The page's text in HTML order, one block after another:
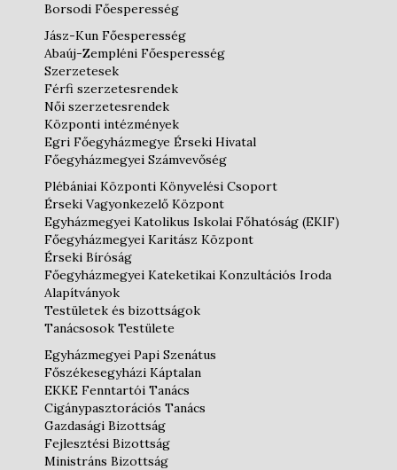
Borsodi Főesperesség
Jász-Kun Főesperesség
Abaúj-Zempléni Főesperesség
Szerzetesek
Férfi szerzetesrendek
Női szerzetesrendek
Központi intézmények
Egri Főegyházmegye Érseki Hivatal
Főegyházmegyei Számvevőség
Plébániai Központi Könyvelési Csoport
Érseki Vagyonkezelő Központ
Egyházmegyei Katolikus Iskolai Főhatóság (EKIF)
Főegyházmegyei Karitász Központ
Érseki Bíróság
Főegyházmegyei Kateketikai Konzultációs Iroda
Alapítványok
Testületek és bizottságok
Tanácsosok Testülete
Egyházmegyei Papi Szenátus
Főszékesegyházi Káptalan
EKKE Fenntartói Tanács
Cigánypasztorációs Tanács
Gazdasági Bizottság
Fejlesztési Bizottság
Ministráns Bizottság